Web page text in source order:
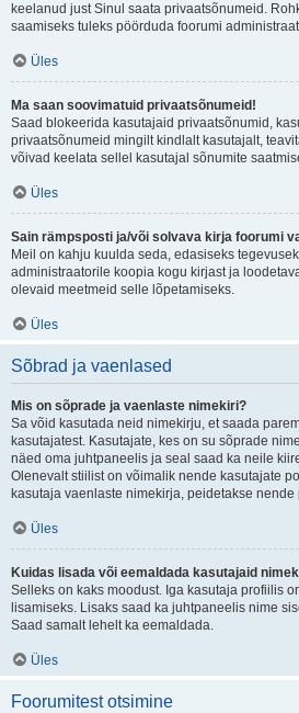
keelanud just Sinul saata privaatsõnumeid.
saamiseks tuleks pöörduda foorumi
Üles
Ma saan soovimatuid privaatsõnumeid!
Saad blokeerida kasutajaid privaatsõnumid,
privaatsõnumeid mingilt kindlalt kasutajalt,
võivad keelata sellel kasutajal sõnumite
Üles
Sain rämpsposti ja/või solvava kirja foorumi
Meil on kahju kuulda seda, edasiseks
administraatorile koopia kogu kirjast ja
olevaid meetmeid selle lõpetamiseks.
Üles
Sõbrad ja vaenlased
Mis on sõprade ja vaenlaste nimekiri?
Sa võid kasutada neid nimekirju, et saada
kasutajatest. Kasutajate, kes on su sõprade
näed oma juhtpaneelis ja seal saad ka neile
Olenevalt stiilist on võimalik nende kasutajate
kasutaja vaenlaste nimekirja, peidetakse nende
Üles
Kuidas lisada või eemaldada kasutajaid
Selleks on kaks moodust. Iga kasutaja profiilis
lisamiseks. Lisaks saad ka juhtpaneelis nime
Saad samalt lehelt ka eemaldada.
Üles
Foorumitest otsimine